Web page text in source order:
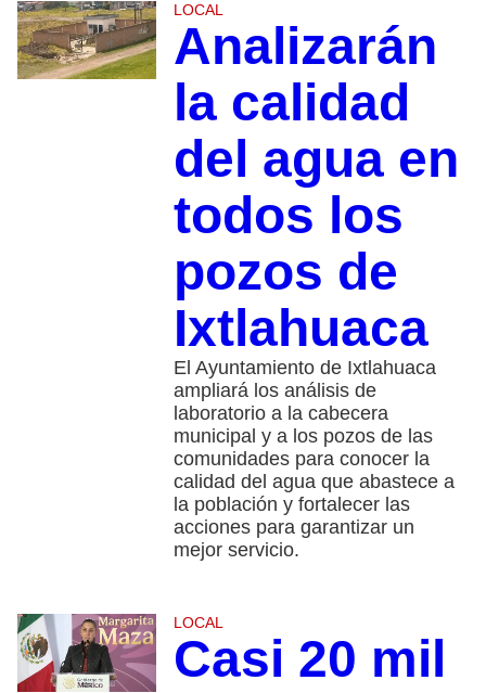
LOCAL
Analizarán
la calidad
del agua en
todos los
pozos de
Ixtlahuaca
El Ayuntamiento de Ixtlahuaca
ampliará los análisis de
laboratorio a la cabecera
municipal y a los pozos de las
comunidades para conocer la
calidad del agua que abastece a
la población y fortalecer las
acciones para garantizar un
mejor servicio.
LOCAL
Casi 20 mil